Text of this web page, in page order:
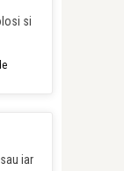
si
iar